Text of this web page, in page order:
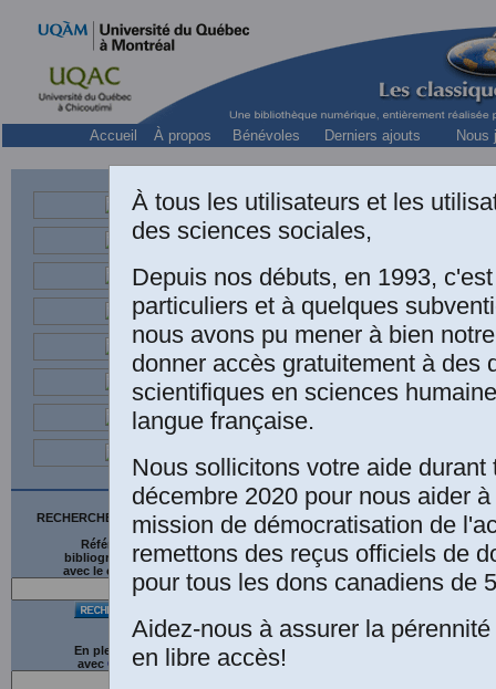
Accueil À propos Bénévoles Derniers ajouts Nous
RECHERCHE SUR LE SITE
Références
bibliographiques
avec le catalogue
En plein texte
avec G gle
À tous les utilisateurs et les
des sciences sociales,
Depuis nos débuts, en 1993,
particuliers et à quelques
nous avons pu mener à bien
donner accès gratuitement à des
scientifiques en sciences
langue française.
Nous sollicitons votre aide durant
décembre 2020 pour nous aider
mission de démocratisation de
remettons des reçus officiels de
pour tous les dons canadiens de
Aidez-nous à assurer la
en libre accès!